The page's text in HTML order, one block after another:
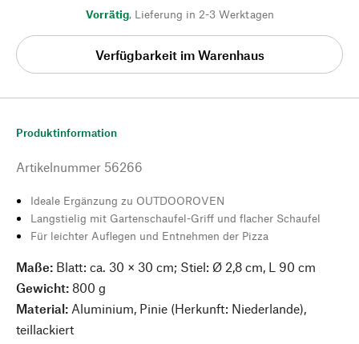
Vorrätig, Lieferung in 2-3 Werktagen
Verfügbarkeit im Warenhaus
Produktinformation
Artikelnummer 56266
Ideale Ergänzung zu OUTDOOROVEN
Langstielig mit Gartenschaufel-Griff und flacher Schaufel
Für leichter Auflegen und Entnehmen der Pizza
Maße: Blatt: ca. 30 × 30 cm; Stiel: Ø 2,8 cm, L 90 cm
Gewicht: 800 g
Material: Aluminium, Pinie (Herkunft: Niederlande),
teillackiert